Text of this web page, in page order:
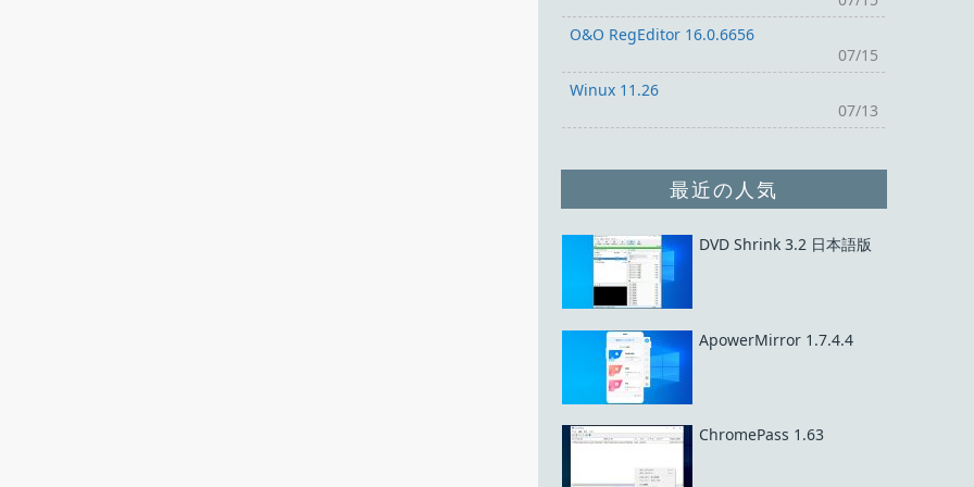
O&O RegEditor 16.0.6656
07/15
Winux 11.26
07/13
最近の人気
DVD Shrink 3.2 日本語版
ApowerMirror 1.7.4.4
ChromePass 1.63